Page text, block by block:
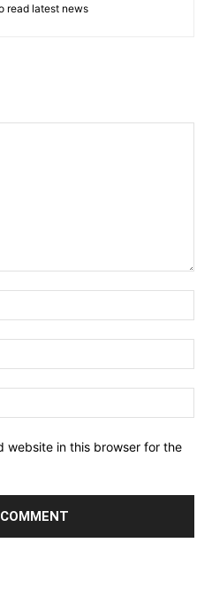
read latest news
website in this browser for the